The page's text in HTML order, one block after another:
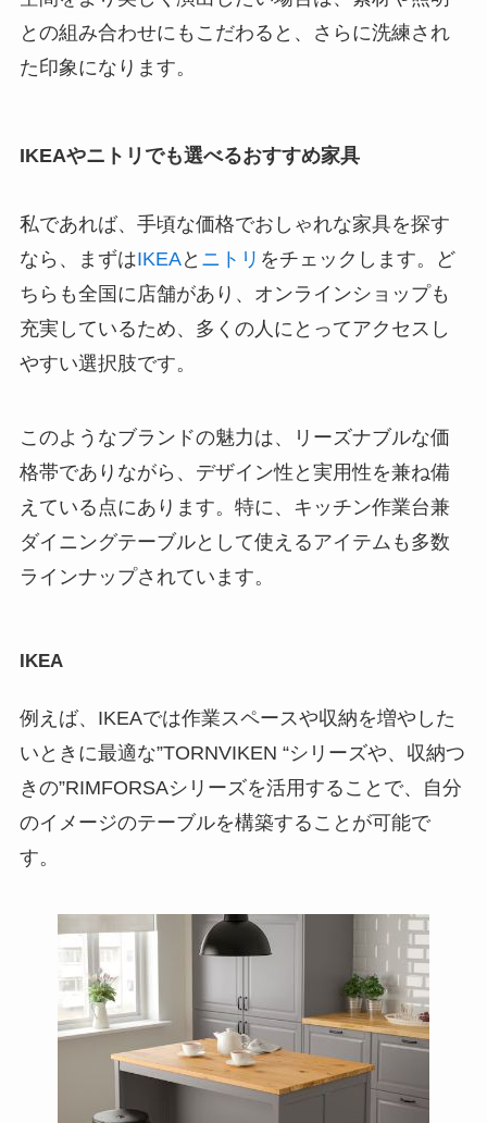
との組み合わせにもこだわると、さらに洗練され
た印象になります。
IKEAやニトリでも選べるおすすめ家具
私であれば、手頃な価格でおしゃれな家具を探す
なら、まずはIKEAと ニトリ をチェックします。ど
ちらも全国に店舗があり、オンラインショップも
充実しているため、多くの人にとってアクセスし
やすい選択肢です。
このようなブランドの魅力は、リーズナブルな価
格帯でありながら、デザイン性と実用性を兼ね備
えている点にあります。特に、キッチン作業台兼
ダイニングテーブルとして使えるアイテムも多数
ラインナップされています。
IKEA
例えば、IKEAでは作業スペースや収納を増やした
いときに最適な”TORNVIKEN “シリーズや、収納つ
きの”RIMFORSAシリーズを活用することで、自分
のイメージのテーブルを構築することが可能で
す。